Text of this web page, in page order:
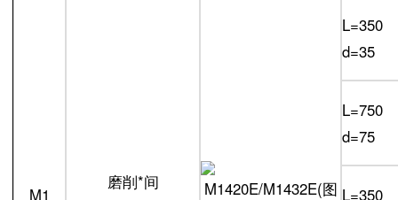
M1
磨削*间
L=350
d=35
L=750
d=75
L=350